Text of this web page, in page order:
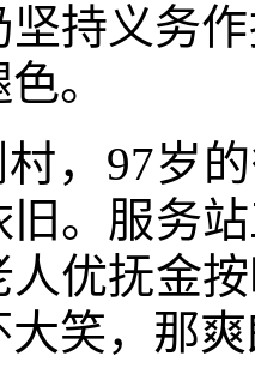
持义务
。
，97岁
旧。服务
人优抚金
大笑，那